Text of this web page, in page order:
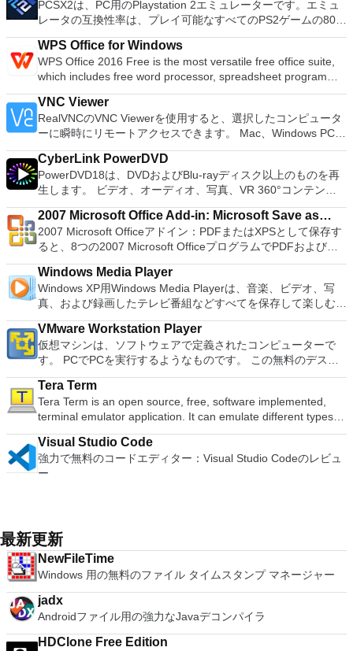
ISOからUSBインストールメディアを作成する必要がある場
合。 OSがインストールされていないシステムで作業する必要
がある場合。 BIOSまたはその他のファームウェアをDOSから
フラッシュする必要がある場合。 低レベルのユーティリティ
を実行する必要がある場合。 Rufusは次の* ISOで動作しま
す：Arch Linux、Archbang、BartPE / pebuilder、CentOS、
Damn Small Linux、Fedora、FreeDOS、Gentoo、
gNewSense、Hiren&#39;s Boot CD、LiveXP、Knoppix、
Kubuntu、Linux Mint、NT Password Registry Editor、
OpenSUSE、Parted Magic、Slackware、Tails、Trinity
Rescue Kit、Ubuntu、Ultimate Boot CD、Windows XP（SP2
以降）、Windows Server 2003 R2、Windows Vista、
Windows 7、Windows 8。 *このリストは完全ではありませ
ア語、マレーシア語、セシュティナ、ダンスク、ドイツ語、英
語、スペイン語、フランス語、フルバツキー、イタリア語、ラ
トヴィエシュ、リエトゥビウ、マジャール、オランダ、ノルス
ク、ポルスキ、ポルトガル、ポルトガル、スロヴェンスキー、
スロベンツキー、スロヴェンスキーSrpski、Suomi、
Svenska、Türkçe。
PCSX2は、PC用のPlaystation 2エミュレーターです。エミュ
レータの互換性率は、プレイ可能なすべてのPS2ゲームの80％
以上を誇っています。かなり強力なコンピューターを所有して
いる場合、PCSX2は優れたエミュレーターです。また、この
アプリケーションはローエンドコンピューターのサポートも提
供するため、Playstation 2コンソールのすべての所有者は、
PCで動作するゲームを見ることができます。 PCSX2エミュレ
ーターを使用すると、PS2コントローラーを使用して、本物の
プレイステーション体験をシミュレートできます。このアプリ
ケーションでは、ディスクからゲームを直接実行することも、
ハードドライブからISOイメージとして実行することもできま
す。 主な機能は次のとおりです。 Savestates：ボタンを1つ
押すだけで、ゲームの現在の「状態」を保存できます。 無制
限のメモリーカード：好きなだけメモリーカードを保存でき、
8MBから64MBまでの単一の物理カードに制限されなくなりま
した。 高解像度グラフィックス：PCSX2を使用すると、
1080pまたは4K HDでゲームをプレイできます。 全体とし
ゲームを高い精度でエミュレートでき、Windowsとエミュレ
ーターを切り替えることができます。欠点は、高速ゲームに苦
労し、時々フリーズまたはクラッシュすることです。* PCSX2
を使用するには、コンソールから抽出できるPlaystation 2
BIOSが必要です。
WPS Office for Windows
WPS Office 2016 Free is the most versatile free office suite,
which includes free word processor, spreadsheet program
and presentation maker. With these three programs you will
easily be able to deal with any office related tasks. WPS
Office 2016 Free has multiple language support for English,
French, German, Spanish, Portuguese,Russian and Polish
languages. To switch between languages requires only a
single click! Despite being a free suite, WPS Office comes
with many innovative features, such as the paragraph
adjustment tool and multiple tabbed feature. It also has a PDF
converter, spell check and word count feature. WPS Office
2016 Personal Edition supports switching language UI,File
Roaming and Docer online templates. Key features include:
Writer Efficient word processor. Presentation Multimedia
presentations creator. Spreadsheets Powerful tool for data
processing and analysis. 100% compatible with MS Office
document file types (.docx, .pptx, .xlsx, etc.). Thousands of
support (iOS and Android). WPS Cloud Storage included.
Although it is a free suite, WPS Office 2016 Free comes with
many innovative features, including a useful a paragraph
adjustment tool int he Writer program. It has an Office to PDF
converter, automatic spell checking and word count features.
It also has some neat tools such as the Watermark in
document, and converting PowerPoint to Word document
support. Overall, WPS Office 2016 Free is a good alternative
to Microsoft's offering. The Writer program is a versatile word
processor; the Presentation program is an easy to use and
VNC Viewer
RealVNCのVNC Viewerを使用すると、選択したコンピュータ
ーに瞬時にリモートアクセスできます。 Mac、Windows PC、
またはLinuxマシン、世界中のどこからでも。 VNC Viewerを
使用すると、コンピューターのデスクトップを表示したり、コ
ンピューターの前に直接座っているかのようにマウスとキーボ
ードを制御したりできます。 VNC Viewerは、インストールと
使用が簡単です。制御したいデバイスでインストーラーを実行
し、指示に従ってください。オプションで、Windowsでのリ
モート展開に使用可能なMSIがあります。デスクトッププラッ
トフォームにVNC Viewerをインストールする権限がない場合
は、スタンドアロンオプションを選択する必要があります。
主な機能は次のとおりです。 クラウドサービスを介してVNC
Connectを実行しているコンピューターに接続します。 Apple
Screen Sharing（ARD）などのサードパーティ製のVNC互換
ソフトウェアを実行しているコンピューターに直接接続しま
す。 各デバイスでVNC Viewerにサインインして、すべてのデ
バイス間の接続をバックアップおよび同期します。 仮想キー
の高度なキーが含まれています。 Bluetoothキーボードのサポ
ート。 VNC Connectサブスクリプションには、無料、有料、
試用の3つのバージョンがあります。 制御する必要のあるマシ
ンごとに、RealVNCのWebサイトにアクセスして、各コンピ
ューターにVNC Connectをダウンロードするだけです。次
に、RealVNCアカウントの資格情報を使用して、ローカルマ
シンでVNC Viewerにサインインします。そこから、コンピュ
ューターへのログインに使用するのと同じユーザー名とパスワ
ードを入力するだけです。 WIN 7,8,8.1,10をサポートしま
す。 VNC ViewerのMacバージョンをお探しですか？ここから
ダウンロード
CyberLink PowerDVD
PowerDVD18は、DVDおよびBlu-rayディスク以上のものを再
生します。 ビデオ、オーディオ、写真、VR 360°コンテン
ツ、さらにはYouTubeやVimeoにとっても、PowerDVD18は重
要なエンターテイメントの仲間です。 Ultra HD HDR TVとサ
ラウンドサウンドシステムの可能性を解き放ち、360°ビデオ
の増え続けるコレクションへのアクセスで仮想世界に没頭する
か、PCまたはラップトップでの比類のない再生サポートと独
自の強化により、どこにいても簡単にリラックスできます。
新機能は次のとおりです。 4K DHR向けに最適化 Ultra HD
Blu-ray、4K、HEVC / H.265およびHDR10コンテンツをサポー
ト全画面モードで21：9モニターで2.35：1の映画を見る常時
オンのミニビューでYouTubeライブを見る YouTubeおよび
Vimeoで4K HDRおよび360ビデオを再生 VRエクスペリエンス
の向上：Microsoft Mixed Realityヘッドセット、HTC、VIVE、
およびOculus Riftをサポート Fire TVとキャストのサポート
注：これは商用トライアルです。
2007 Microsoft Office Add-in: Microsoft Save as
PDF or XPS
2007 Microsoft Officeアドイン：PDFまたはXPSとして保存す
ると、8つの2007 Microsoft OfficeプログラムでPDFおよび
XPS形式にエクスポートして保存できます。このツールを使用
すると、これらのプログラムのサブセットでPDF形式および
XPS形式の電子メール添付ファイルとして送信することもでき
ます（特定の機能はプログラムによって異なります）。 この
ダウンロードは、次のOfficeプログラムで動作します。
Microsoft Office Access 2007。 Microsoft Office Excel 2007。
Microsoft Office InfoPath 2007。 Microsoft Office OneNote
2007。 Microsoft Office PowerPoint 2007。 Microsoft Office
Publisher 2007。 Microsoft Office Visio 2007。 Microsoft
Office Word 2007。 2007 Microsoft Officeプログラムのこの
Microsoft Save as PDFまたはXPSアドインは、2007 Microsoft
Office systemソフトウェアの補足条項であり、2007 Microsoft
Office systemソフトウェアのライセンス条項の対象となりま
す。 システム要件：サポートされているオペレーティングシ
ステム。 Windows Server 2003、Windows Vista、Windows
Windows Media Player
Windows XP用Windows Media Playerは、音楽、ビデオ、写
真、および録画したテレビ番組などすべてを保存して楽しむ最
適な機能を搭載しています。 再生、表示、外出先で楽しむた
めのポータブル デバイスとの同期、さらには家中のデバイス
との共有も、すべて1か所で行えます。 シンプルなデザイン -
まったく新しい外観でデジタル エンターテイメントを楽しめ
ます。 大好きな音楽をより多く - デジタル音楽体験がさらに
楽しくなります。 エンターテイメントをすべて1つの場所に -
音楽、ビデオ、写真、録画したテレビ番組をすべて保存して楽
しめます。 どこでも楽しめる - どこにいても音楽、ビデオ、
写真にアクセスできます。
VMware Workstation Player
仮想マシンは、ソフトウェアで定義されたコンピューターで
す。 PCでPCを実行するようなものです。 この無料のデスク
トップ仮想化ソフトウェアアプリケーションにより、VMware
Workstation、VMware Fusion、VMware Server、または
VMware ESXで作成された仮想マシンを簡単に操作できます。
主な機能は次のとおりです。 1台のPCで複数のオペレーティ
ングシステムを同時に実行します。 インストールや構成の問
題なしに、事前構成された製品の利点を体験してください。
ホストコンピューターと仮想マシン間でデータを共有します。
レーティングシステムのサポート。 USB 2.0デバイスのサポー
ト。 起動時にアプライアンス情報を取得します。 直感的なホ
ームページインターフェイスを介して仮想マシンに簡単にアク
セスできます。 VMware Playerは、Microsoft Virtual Server仮
想マシンまたはMicrosoft Virtual PC仮想マシンもサポートして
います。
Tera Term
Tera Term is an open source, free, software implemented,
terminal emulator application. It can emulate different types of
computer terminals, from DEC VT100 to DEC VT382, and it
supports telnet, SSH 1 & 2 and serial port connections. It also
has a built-in macro scripting language and some other useful
plugins. Key features include: Automatically creates logs with
remote Telnet or SSH hosts. It sports a clean and crisp layout
that is easy to work with. The application does not take a long
time to wrap your head around and is also very light on
system resources. So, if you need a free terminal emulator,
which is easy to master and supports remote Telnet or SSH
host connections then Tera Term is a good choice.
Visual Studio Code
強力で無料のコードエディター：Visual Studio Codeのレビュ
ー
最新更新
NewFileTime
Windows 用の無料のファイル タイムスタンプ マネージャー
jadx
Androidファイル用の強力なJavaデコンパイラ
HDClone Free Edition